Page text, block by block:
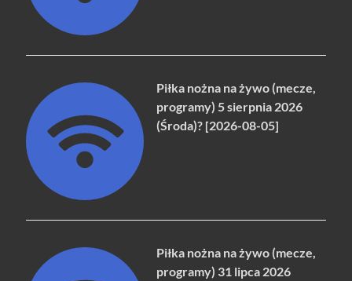
Piłka nożna na żywo (mecze,
programy) 5 sierpnia 2026
(Środa)? [2026-08-05]
Piłka nożna na żywo (mecze,
programy) 31 lipca 2026